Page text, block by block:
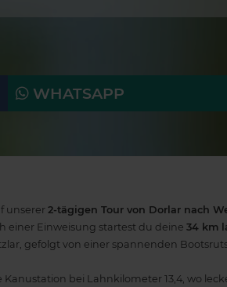
WHATSAPP
unserer 2-tägigen Tour von Dorlar nach
einer Einweisung startest du deine 34 km
gefolgt von einer spannenden
bei Lahnkilometer 13,4, wo